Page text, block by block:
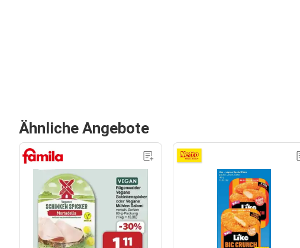
Ähnliche Angebote